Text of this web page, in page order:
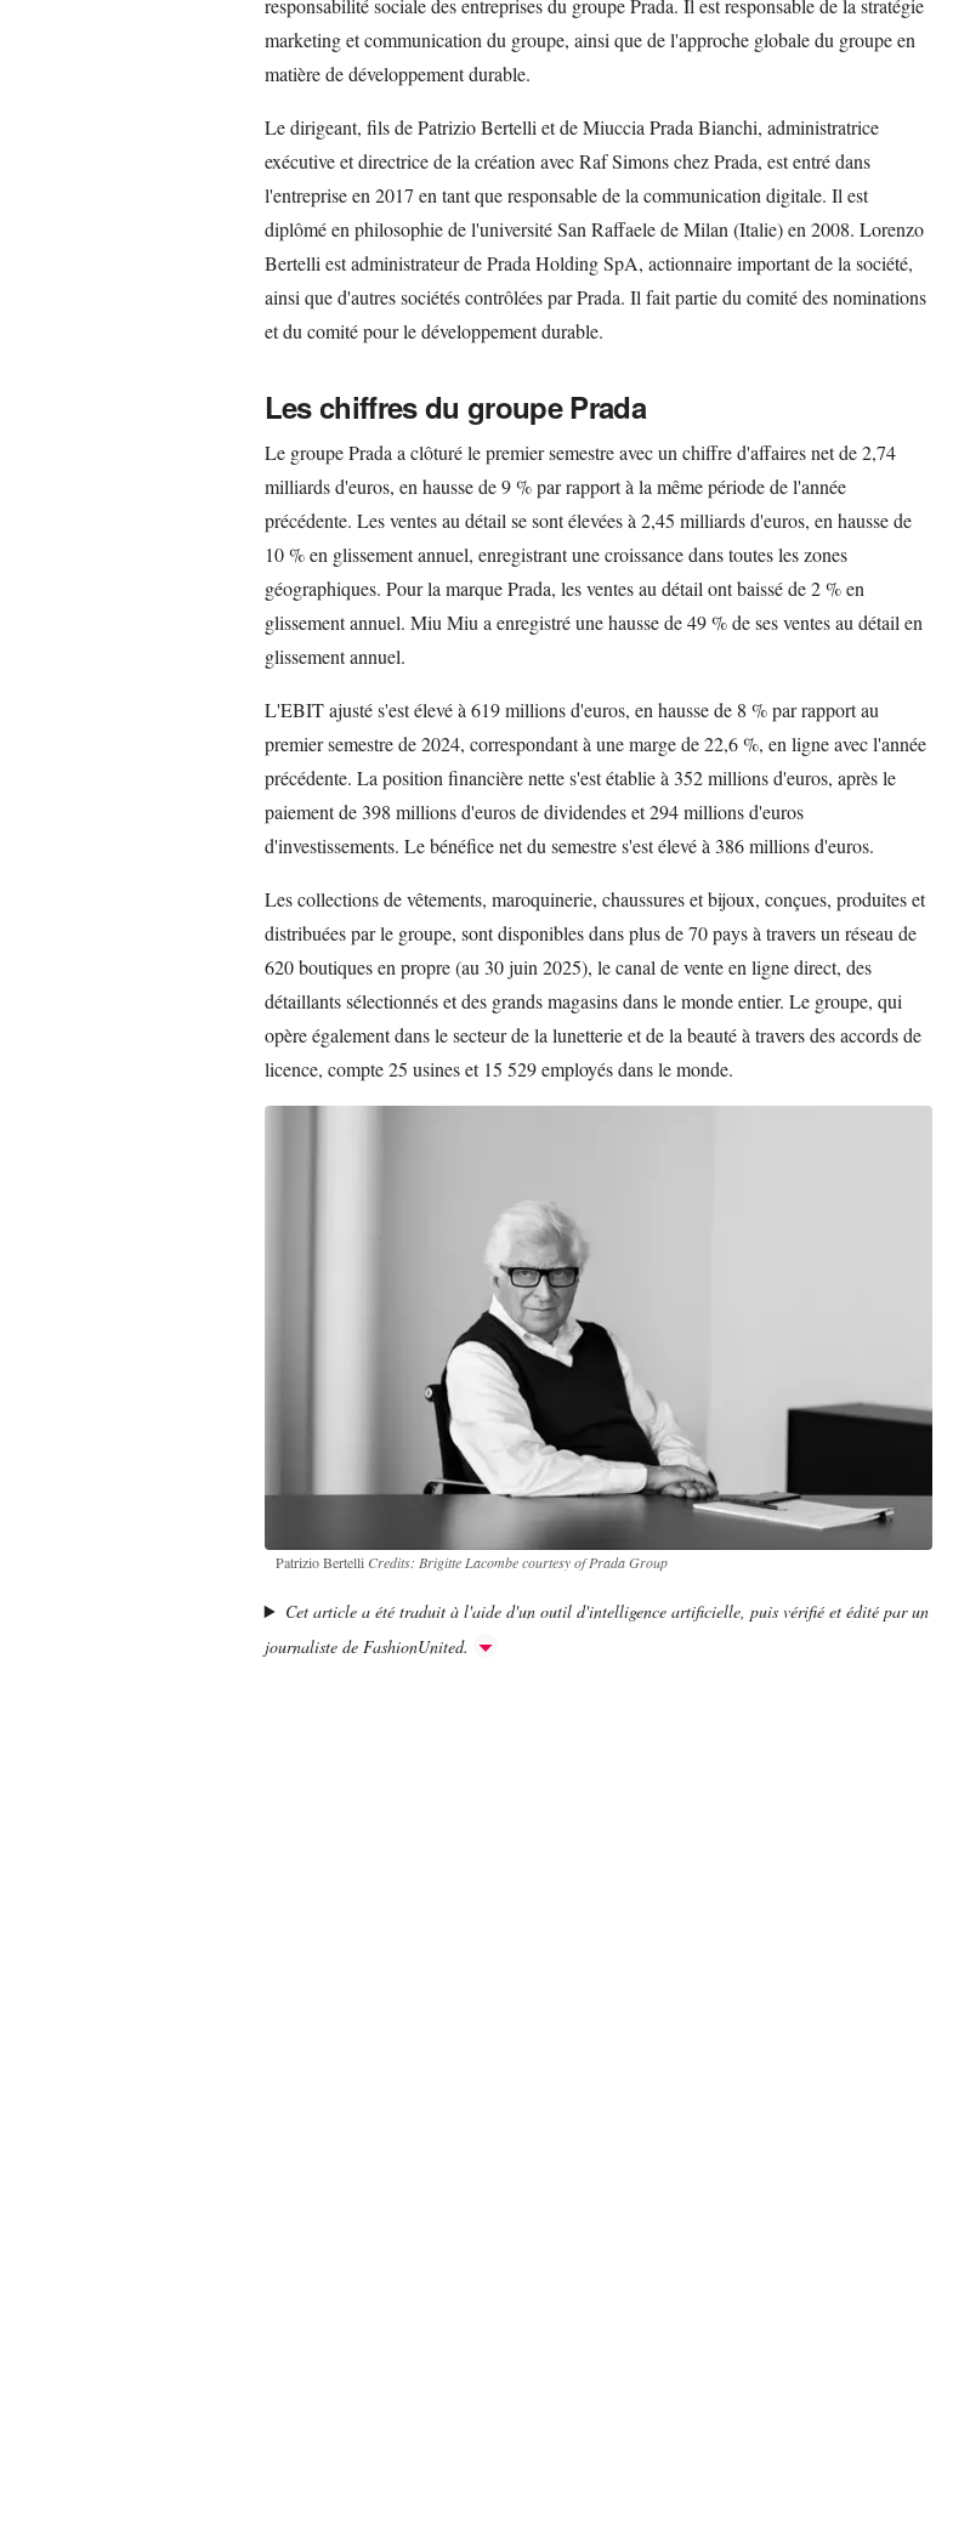
marketing et communication du groupe, ainsi que de l'approche globale du groupe en
matière de développement durable.
Le dirigeant, fils de Patrizio Bertelli et de Miuccia Prada Bianchi, administratrice
exécutive et directrice de la création avec Raf Simons chez Prada, est entré dans
l'entreprise en 2017 en tant que responsable de la communication digitale. Il est
diplômé en philosophie de l'université San Raffaele de Milan (Italie) en 2008. Lorenzo
Bertelli est administrateur de Prada Holding SpA, actionnaire important de la société,
ainsi que d'autres sociétés contrôlées par Prada. Il fait partie du comité des nominations
et du comité pour le développement durable.
Les chiffres du groupe Prada
Le groupe Prada a clôturé le premier semestre avec un chiffre d'affaires net de 2,74
milliards d'euros, en hausse de 9 % par rapport à la même période de l'année
précédente. Les ventes au détail se sont élevées à 2,45 milliards d'euros, en hausse de
10 % en glissement annuel, enregistrant une croissance dans toutes les zones
géographiques. Pour la marque Prada, les ventes au détail ont baissé de 2 % en
glissement annuel. Miu Miu a enregistré une hausse de 49 % de ses ventes au détail en
glissement annuel.
L'EBIT ajusté s'est élevé à 619 millions d'euros, en hausse de 8 % par rapport au
premier semestre de 2024, correspondant à une marge de 22,6 %, en ligne avec l'année
précédente. La position financière nette s'est établie à 352 millions d'euros, après le
paiement de 398 millions d'euros de dividendes et 294 millions d'euros
d'investissements. Le bénéfice net du semestre s'est élevé à 386 millions d'euros.
Les collections de vêtements, maroquinerie, chaussures et bijoux, conçues, produites et
distribuées par le groupe, sont disponibles dans plus de 70 pays à travers un réseau de
620 boutiques en propre (au 30 juin 2025), le canal de vente en ligne direct, des
détaillants sélectionnés et des grands magasins dans le monde entier. Le groupe, qui
opère également dans le secteur de la lunetterie et de la beauté à travers des accords de
licence, compte 25 usines et 15 529 employés dans le monde.
Patrizio Bertelli Credits: Brigitte Lacombe courtesy of Prada Group
Cet article a été traduit à l'aide d'un outil d'intelligence artificielle, puis vérifié et édité par un
journaliste de FashionUnited.